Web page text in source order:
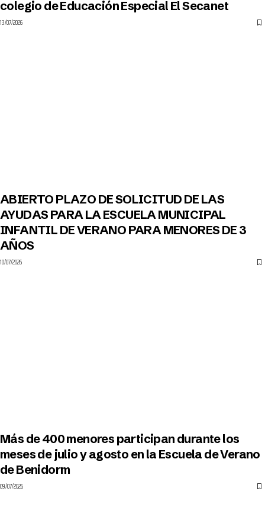
colegio de Educación Especial El Secanet
13/07/2026
ABIERTO PLAZO DE SOLICITUD DE LAS
AYUDAS PARA LA ESCUELA MUNICIPAL
INFANTIL DE VERANO PARA MENORES DE 3
AÑOS
10/07/2026
Más de 400 menores participan durante los
meses de julio y agosto en la Escuela de Verano
de Benidorm
09/07/2026